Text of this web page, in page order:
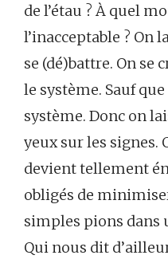
de l’étau ? À quel
l’inacceptable ? On
se (dé)battre. On
le système. Sauf
système. Donc on
yeux sur les signes.
devient tellement
obligés de
simples pions dans
Qui nous dit